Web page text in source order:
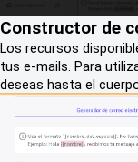
Constructor de
Los recursos
tus e-mails. Para
deseas hasta el